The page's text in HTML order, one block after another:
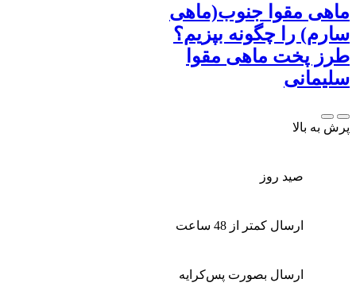
ماهی مقوا جنوب(ماهی
سارم) را چگونه بپزیم؟
طرز پخت ماهی مقوا
سلیمانی
پرش به بالا
صید روز
ارسال کمتر از 48 ساعت
ارسال بصورت پس‌کرایه